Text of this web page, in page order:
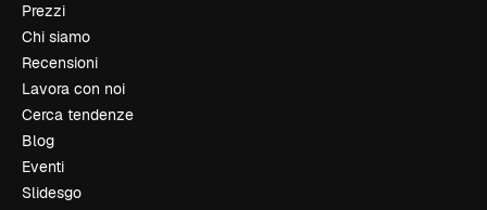
Prezzi
Chi siamo
Recensioni
Lavora con noi
Cerca tendenze
Blog
Eventi
Slidesgo